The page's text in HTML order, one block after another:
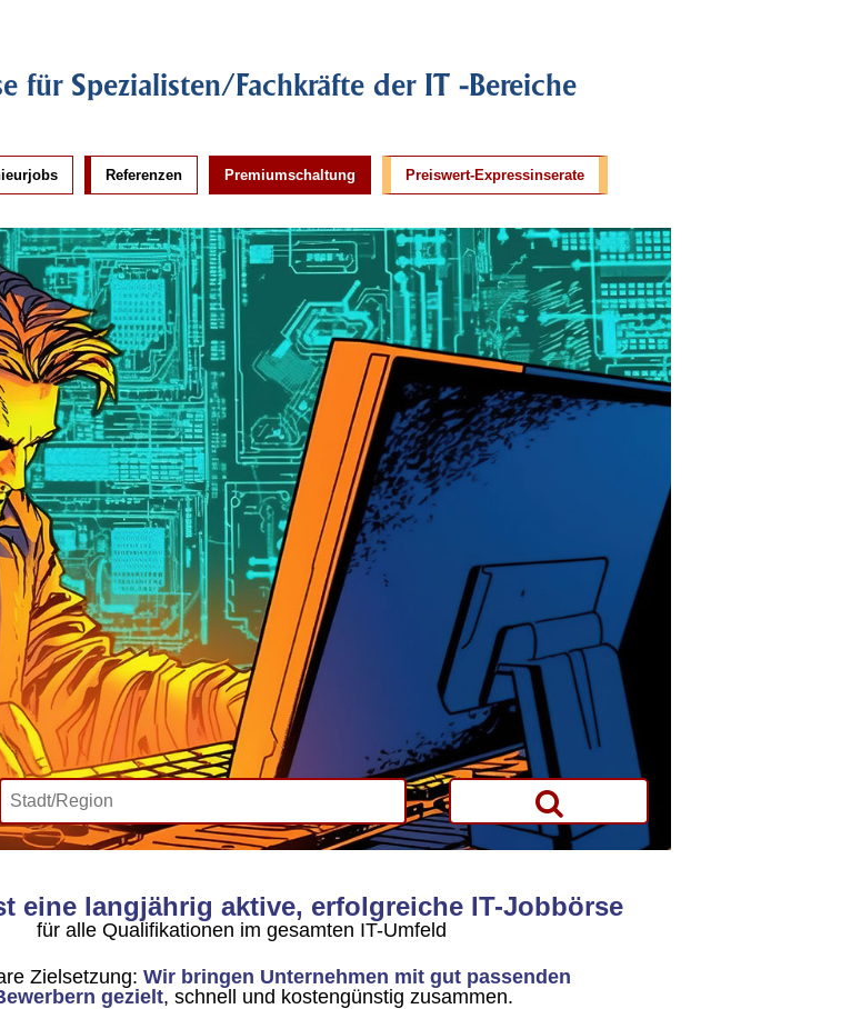
für Spezialisten/Fachkräfte der IT -Bereiche
Referenzen Premiumschaltung Preiswert-Expressinserate
eine langjährig aktive, erfolgreiche IT-Jobbörse
für alle Qualifikationen im gesamten IT-Umfeld
Zielsetzung: Wir bringen Unternehmen mit gut passenden
gezielt, schnell und kostengünstig zusammen.